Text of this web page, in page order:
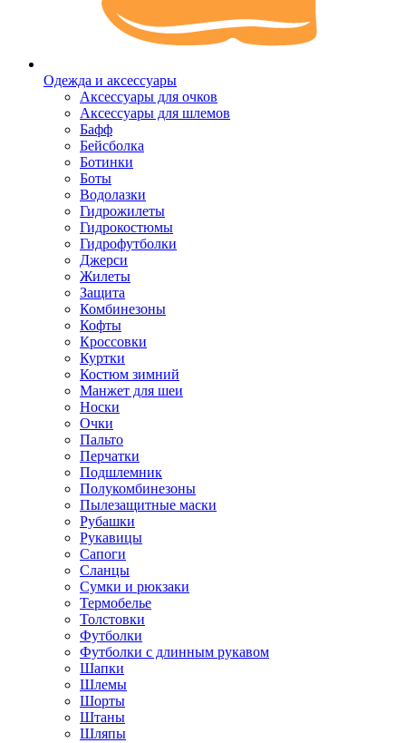
Одежда и аксессуары
Аксессуары для очков
Аксессуары для шлемов
Бафф
Бейсболка
Ботинки
Боты
Водолазки
Гидрожилеты
Гидрокостюмы
Гидрофутболки
Джерси
Жилеты
Защита
Комбинезоны
Кофты
Кроссовки
Куртки
Костюм зимний
Манжет для шеи
Носки
Очки
Пальто
Перчатки
Подшлемник
Полукомбинезоны
Пылезащитные маски
Рубашки
Рукавицы
Сапоги
Сланцы
Сумки и рюкзаки
Термобелье
Толстовки
Футболки
Футболки с длинным рукавом
Шапки
Шлемы
Шорты
Штаны
Шляпы